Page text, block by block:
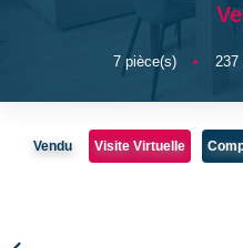
NOTRE
7pièce(s) • 237
Vendu Visite Virtuelle